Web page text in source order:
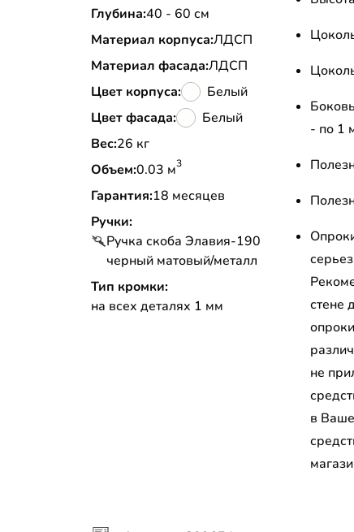
Глубина:40 - 60 см
Материал корпуса:ЛДСП
Материал фасада:ЛДСП
Цвет корпуса:
Белый
Цвет фасада:
Белый
Вес:
26 кг
Объем:
0.03 м3
Гарантия:18 месяцев
Ручки:
Ручка скоба Элавия-190
черный матовый/металл
Тип кромки:
на всех деталях 1 мм
- по 1
стене
не
в